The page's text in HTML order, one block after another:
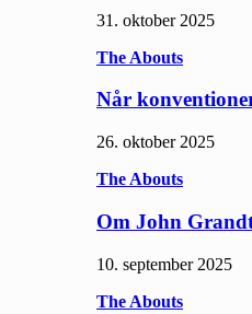
31. oktober 2025
The Abouts
Når
26. oktober 2025
The Abouts
Om John
10. september 2025
The Abouts